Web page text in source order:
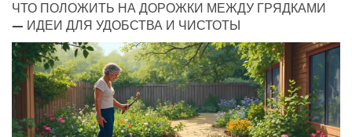
ЧТО ПОЛОЖИТЬ НА ДОРОЖКИ МЕЖДУ ГРЯДКАМИ
— ИДЕИ ДЛЯ УДОБСТВА И ЧИСТОТЫ